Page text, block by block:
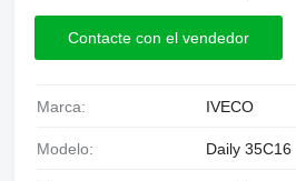
Contacte con el vendedor
Marca: IVECO
Modelo: Daily 35C16